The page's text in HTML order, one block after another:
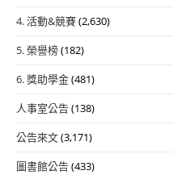
4. 活動&競賽(2,630)
5. 榮譽榜(182)
6. 獎助學金(481)
人事室公告(138)
公告來文(3,171)
圖書館公告(433)